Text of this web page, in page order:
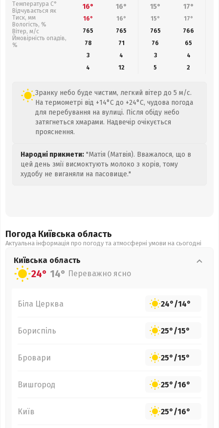
Температура С°
Відчувається як
Тиск, мм
Вологість, %
Вітер, м/с
Ймовірність опадів,
%
16° 16° 15° 17°
16° 16° 15° 17°
765
765 765 766
78
71 76 65
3
4 3
4
4
12 5 2
Зранку небо буде чистим, легкий вітер до 5 м/с.
На термометрі від +14°C до +24°C, чудова погода
для перебування на вулиці. Після обіду небо
затягнеться хмарами. Надвечір очікується
прояснення.
Народні прикмети: "Матія (Матвія). Вважалося, що в
цей день змії висмоктують молоко з корів, тому
худобу не виганяли на пасовище."
Погода Київська область
Актуальна інформація про погоду та атмосферні умови на сьогодні
Київська область
24° 14° Переважно ясно
Біла Церква 24°/14°
Бориспіль 25°/15°
Бровари 25°/15°
Вишгород 25°/16°
Київ 25°/16°